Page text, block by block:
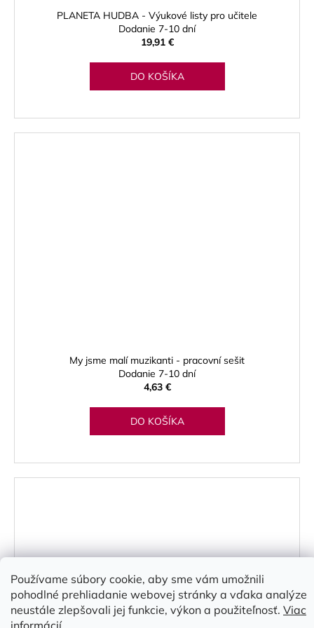
Používame súbory cookie, aby sme vám umožnili
pohodlné prehliadanie webovej stránky a vďaka analýze
neustále zlepšovali jej funkcie, výkon a použiteľnosť. Viac
informácií
PLANETA HUDBA - Výukové listy pro učitele
Dodanie 7-10 dní
19,91 €
DO KOŠÍKA
My jsme malí muzikanti - pracovní sešit
Dodanie 7-10 dní
4,63 €
DO KOŠÍKA